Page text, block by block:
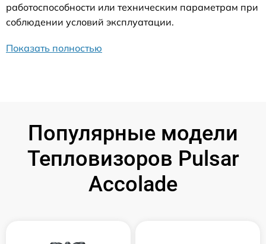
работоспособности или техническим параметрам при
соблюдении условий эксплуатации.
Показать полностью
Популярные модели
Тепловизоров Pulsar
Accolade